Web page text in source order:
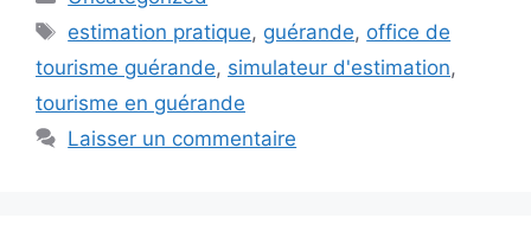
Étiquettes
estimation pratique, guérande, office de
tourisme guérande, simulateur d'estimation,
tourisme en guérande
Laisser un commentaire